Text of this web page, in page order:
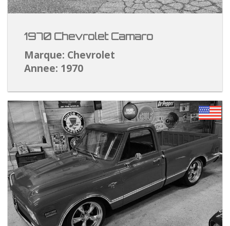
1970 Chevrolet Camaro
Marque: Chevrolet
Annee: 1970